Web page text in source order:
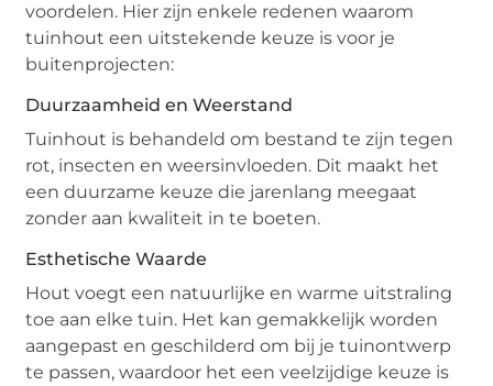
voordelen. Hier zijn enkele redenen waarom
tuinhout een uitstekende keuze is voor je
buitenprojecten:
Duurzaamheid en Weerstand
Tuinhout is behandeld om bestand te zijn tegen
rot, insecten en weersinvloeden. Dit maakt het
een duurzame keuze die jarenlang meegaat
zonder aan kwaliteit in te boeten.
Esthetische Waarde
Hout voegt een natuurlijke en warme uitstraling
toe aan elke tuin. Het kan gemakkelijk worden
aangepast en geschilderd om bij je tuinontwerp
te passen, waardoor het een veelzijdige keuze is